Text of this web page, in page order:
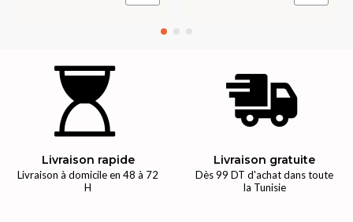
Livraison rapide
Livraison à domicile en 48 à 72
H
Livraison gratuite
Dès 99 DT d'achat dans toute
la Tunisie